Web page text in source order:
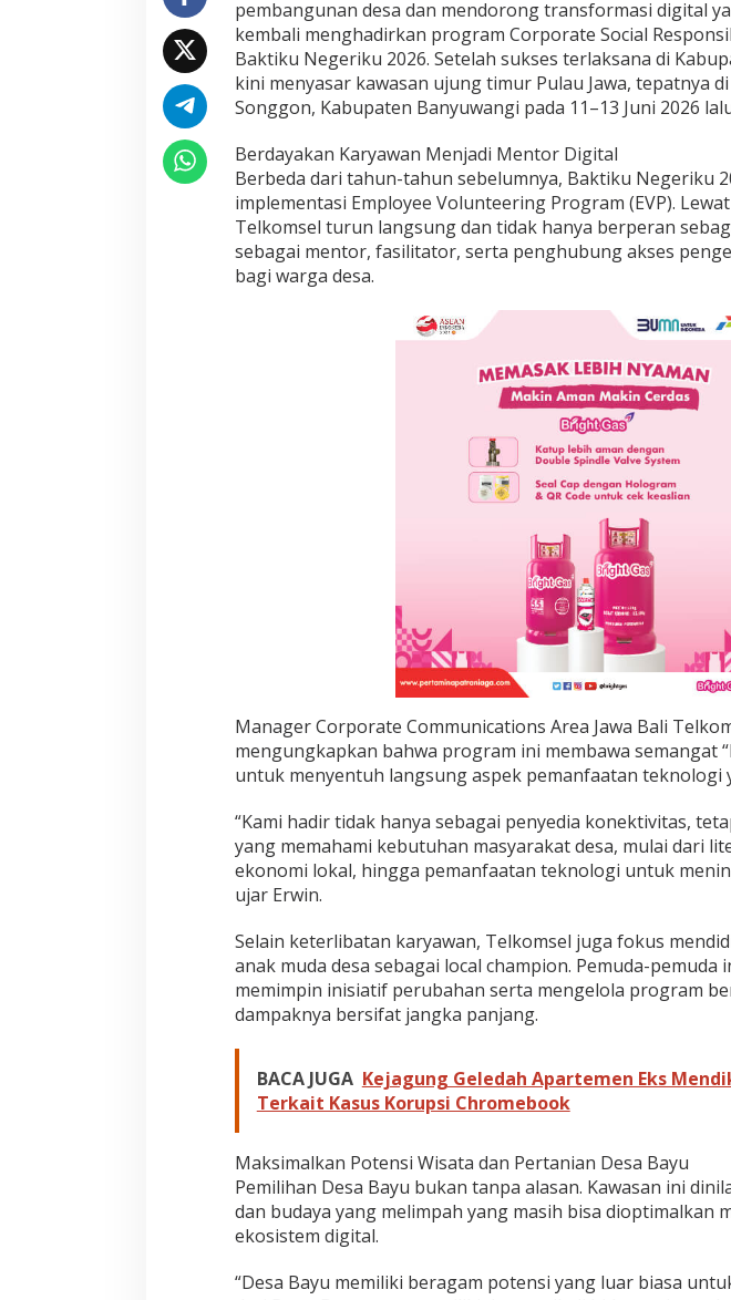
P
r
o
g
r
a
'
B
a
k
t
i
k
n
y
u
n
g
i
pembangunan desa dan mendorong transformasi digital
kembali menghadirkan program Corporate Social
Baktiku Negeriku 2026. Setelah sukses terlaksana di
kini menyasar kawasan ujung timur Pulau Jawa, tepatnya
Songgon, Kabupaten Banyuwangi pada 11–13 Juni 2026
Berdayakan Karyawan Menjadi Mentor Digital
Berbeda dari tahun-tahun sebelumnya, Baktiku Negeriku
implementasi Employee Volunteering Program (EVP).
Telkomsel turun langsung dan tidak hanya berperan
sebagai mentor, fasilitator, serta penghubung akses
bagi warga desa.
Manager Corporate Communications Area Jawa Bali
mengungkapkan bahwa program ini membawa semangat
untuk menyentuh langsung aspek pemanfaatan teknologi
“Kami hadir tidak hanya sebagai penyedia konektivitas,
yang memahami kebutuhan masyarakat desa, mulai dari
ekonomi lokal, hingga pemanfaatan teknologi untuk
ujar Erwin.
Selain keterlibatan karyawan, Telkomsel juga fokus
anak muda desa sebagai local champion. Pemuda-pemuda
memimpin inisiatif perubahan serta mengelola program
dampaknya bersifat jangka panjang.
BACA JUGA Kejagung Geledah Apartemen Eks
Terkait Kasus Korupsi Chromebook
Maksimalkan Potensi Wisata dan Pertanian Desa Bayu
Pemilihan Desa Bayu bukan tanpa alasan. Kawasan ini
dan budaya yang melimpah yang masih bisa dioptimalkan
ekosistem digital.
“Desa Bayu memiliki beragam potensi yang luar biasa
Piala